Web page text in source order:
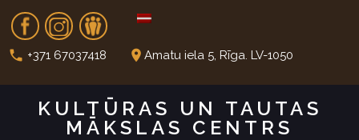
t
Fb In Dr
call +371 67037418 place Amatu iela 5, Rīga. LV-1050
KULTŪRAS UN TAUTAS
MĀKSLAS CENTRS